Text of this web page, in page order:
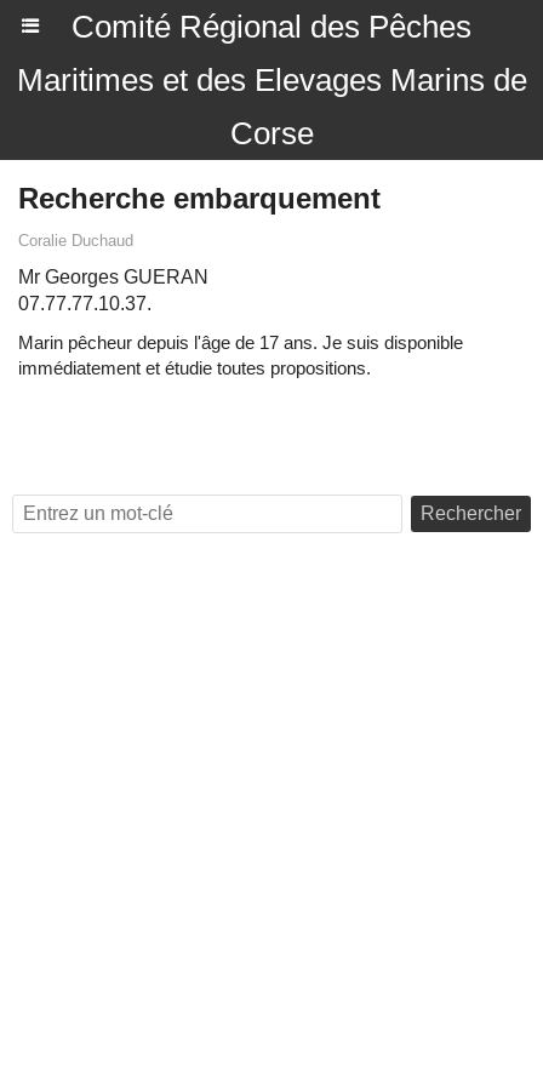
Comité Régional des Pêches
Maritimes et des Elevages Marins de
Corse
Recherche embarquement
Coralie Duchaud
Mr Georges GUERAN
07.77.77.10.37.
Marin pêcheur depuis l'âge de 17 ans. Je suis disponible
immédiatement et étudie toutes propositions.
Rechercher